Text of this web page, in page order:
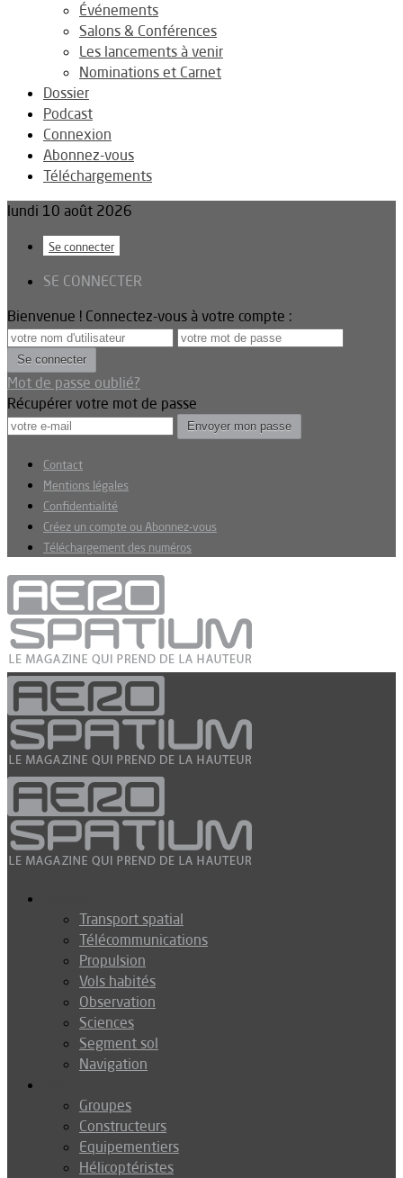
Événements
Salons & Conférences
Les lancements à venir
Nominations et Carnet
Dossier
Podcast
Connexion
Abonnez-vous
Téléchargements
lundi 10 août 2026
Se connecter
SE CONNECTER
Bienvenue ! Connectez-vous à votre compte :
Mot de passe oublié?
Récupérer votre mot de passe
Contact
Mentions légales
Confidentialité
Créez un compte ou Abonnez-vous
Téléchargement des numéros
Transport spatial
Télécommunications
Propulsion
Vols habités
Observation
Sciences
Segment sol
Navigation
Groupes
Constructeurs
Equipementiers
Hélicoptéristes